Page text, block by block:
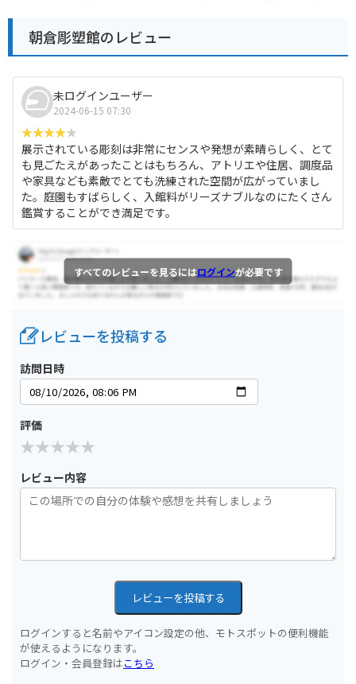
朝倉彫塑館のレビュー
未ログインユーザー
2024-06-15 07:30
展示されている彫刻は非常にセンスや発想が素晴らしく、とて
も見ごたえがあったことはもちろん、アトリエや住居、調度品
や家具なども素敵でとても洗練された空間が広がっていまし
た。庭園もすばらしく、入館料がリーズナブルなのにたくさん
鑑賞することができ満足です。
すべてのレビューを見るにはログインが必要です
レビューを投稿する
訪問日時
評価
レビュー内容
レビューを投稿する
ログインすると名前やアイコン設定の他、モトスポットの便利機能
が使えるようになります。
ログイン・会員登録はこちら